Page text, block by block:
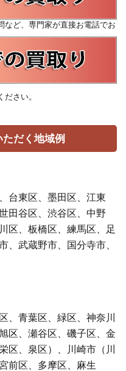
など、専門家が直接お電話でお
さい。
だく地域例
台東区、墨田区、江東
田谷区、渋谷区、中野
区、板橋区、練馬区、足
、武蔵野市、国分寺市、
、青葉区、緑区、神奈川
区、瀬谷区、磯子区、金
区、泉区）、川崎市（川
前区、多摩区、麻生